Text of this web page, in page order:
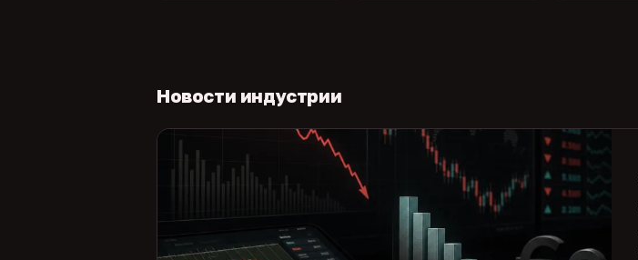
Новости индустрии